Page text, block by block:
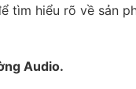
tìm hiểu rõ về sản
Audio.